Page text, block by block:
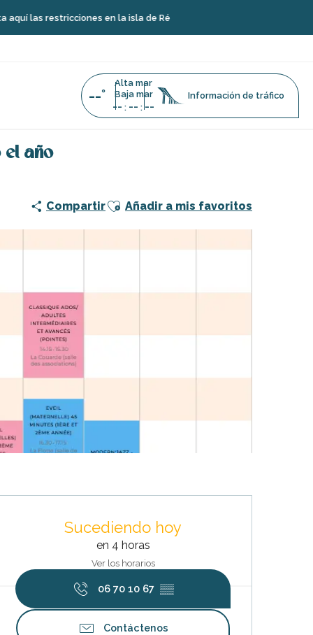
restricciones en la isla de Ré
--°
Alta mar
Baja mar
-- : -- : --
Información de tráfico
el año
el año
CompartirAjouter aux favoris
Añadir a mis favoritos
Sucediendo hoy
en 4 horas
Ver los horarios
06 70 10 67 ▒▒
Contáctenos